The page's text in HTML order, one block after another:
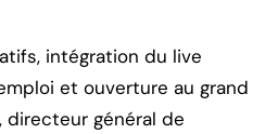
intégration du live
et ouverture au grand
directeur général de